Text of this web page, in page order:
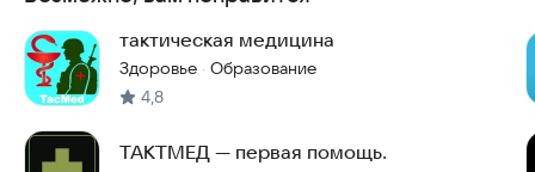
тактическая медицина
Здоровье · Образование
4,8
ТАКТМЕД — первая помощь.